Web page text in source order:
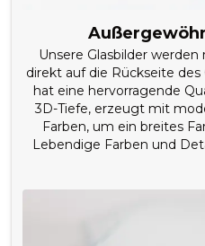
Unsere Glasbilder
direkt auf die Rückseite
hat eine hervorragende
3D-Tiefe, erzeugt mit
Farben, um ein breites
Lebendige Farben und